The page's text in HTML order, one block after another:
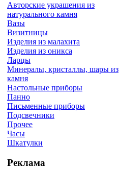
Авторские украшения из
натурального камня
Вазы
Визитницы
Изделия из малахита
Изделия из оникса
Ларцы
Минералы, кристаллы, шары из
камня
Настольные приборы
Панно
Письменные приборы
Подсвечники
Прочее
Часы
Шкатулки
Реклама